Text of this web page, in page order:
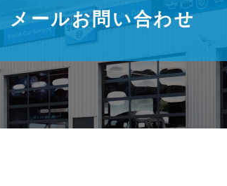
メールお問い合わせ